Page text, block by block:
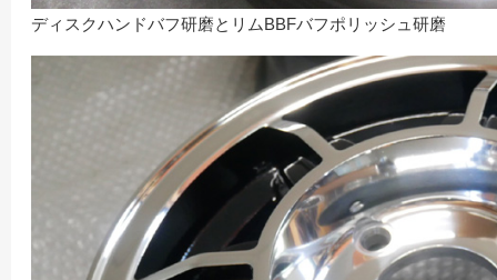
ディスクハンドバフ研磨とリムBBFバフポリッシュ研磨